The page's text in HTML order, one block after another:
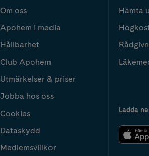
Om oss
Apohem i media
Hållbarhet
Club Apohem
Utmärkelser & priser
Jobba hos oss
Cookies
Dataskydd
Medlemsvillkor
Hämta
Ladda